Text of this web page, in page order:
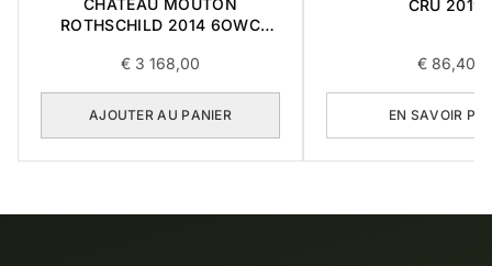
ROTHSCHILD 2014 6OWC
€ 3 168,00
AJOUTER AU PANIER
CRU 2019
€86,40
EN SAVOIR